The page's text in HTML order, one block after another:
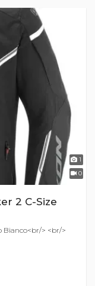
1
0
2 C-Size
Bianco<br/> <br/>